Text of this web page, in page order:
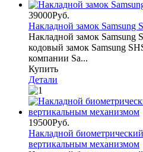
39000Руб.
Накладной замок Samsung
Накладной замок
кодовый замок Samsung
компании Sa...
Купить
Детали
19500Руб.
Накладной
вертикальным механизмом